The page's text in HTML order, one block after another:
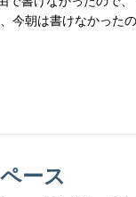
今朝は書けなかった
ペース